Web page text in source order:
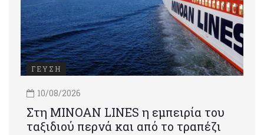
ΓΕΥΣΗ
10/08/2026
Στη MINOAN LINES η εμπειρία του
ταξιδιού περνά και από το τραπέζι